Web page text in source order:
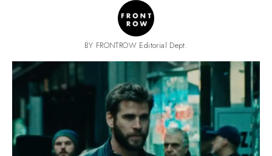
BY FRONTROW Editorial Dept.